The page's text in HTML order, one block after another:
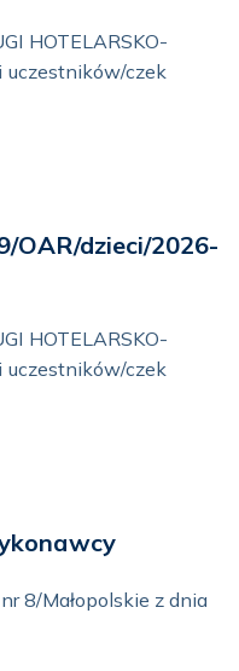
HOTELARSKO-
uczestników/czek
OAR/dzieci/2026-
HOTELARSKO-
uczestników/czek
8/Małopolskie z dnia